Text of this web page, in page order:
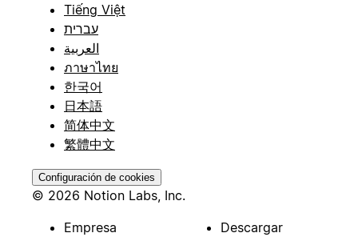
Tiếng Việt
עברית
العربية
ภาษาไทย
한국어
日本語
简体中文
繁體中文
Configuración de cookies
© 2026 Notion Labs, Inc.
Empresa
Descargar